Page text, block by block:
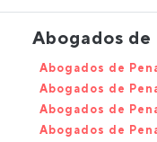
Abogados
Abogados de
Abogados de
Abogados de
Abogados de